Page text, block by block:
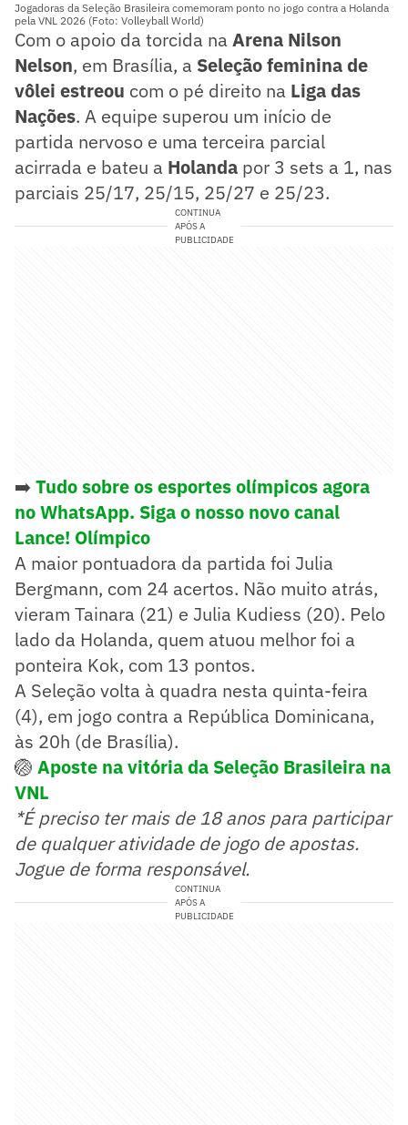
Jogadoras da Seleção Brasileira comemoram ponto no jogo contra a Holanda
pela VNL 2026 (Foto: Volleyball World)
Com o apoio da torcida na Arena Nilson
Nelson, em Brasília, a Seleção feminina de
vôlei estreou com o pé direito na Liga das
Nações. A equipe superou um início de
partida nervoso e uma terceira parcial
acirrada e bateu a Holanda por 3 sets a 1, nas
parciais 25/17, 25/15, 25/27 e 25/23.
CONTINUA
APÓS A
PUBLICIDADE
➡️ Tudo sobre os esportes olímpicos agora
no WhatsApp. Siga o nosso novo canal
Lance! Olímpico
A maior pontuadora da partida foi Julia
Bergmann, com 24 acertos. Não muito atrás,
vieram Tainara (21) e Julia Kudiess (20). Pelo
lado da Holanda, quem atuou melhor foi a
ponteira Kok, com 13 pontos.
A Seleção volta à quadra nesta quinta-feira
(4), em jogo contra a República Dominicana,
às 20h (de Brasília).
🏐 Aposte na vitória da Seleção Brasileira na
VNL
*É preciso ter mais de 18 anos para participar
de qualquer atividade de jogo de apostas.
Jogue de forma responsável.
CONTINUA
APÓS A
PUBLICIDADE